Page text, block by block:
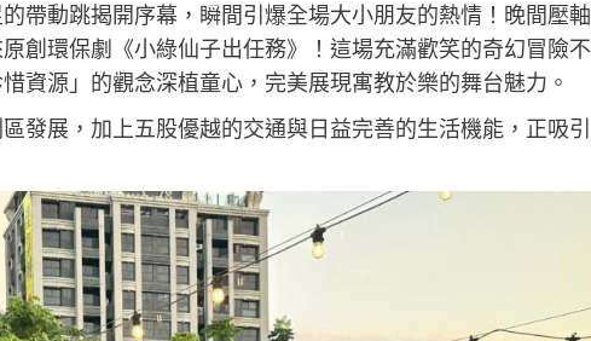
帶動跳揭開序幕，瞬間引爆全場大小朋友的熱情！晚間壓軸
創環保劇《小綠仙子出任務》！這場充滿歡笑的奇幻冒險不
資源」的觀念深植童心，完美展現寓教於樂的舞台魅力。
發展，加上五股優越的交通與日益完善的生活機能，正吸引